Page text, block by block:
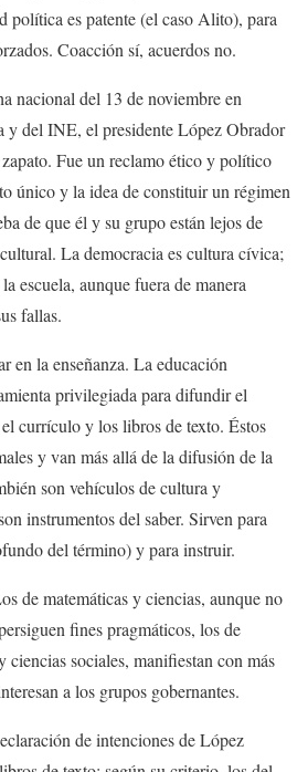
política es patente (el caso Alito), para
Coacción sí, acuerdos no.
nacional del 13 de noviembre en
y del INE, el presidente López Obrador
Fue un reclamo ético y político
único y la idea de constituir un régimen
de que él y su grupo están lejos de
La democracia es cultura cívica;
escuela, aunque fuera de manera
fallas.
en la enseñanza. La educación
privilegiada para difundir el
currículo y los libros de texto. Éstos
y van más allá de la difusión de la
son vehículos de cultura y
instrumentos del saber. Sirven para
del término) y para instruir.
de matemáticas y ciencias, aunque no
fines pragmáticos, los de
ciencias sociales, manifiestan con más
a los grupos gobernantes.
de intenciones de López